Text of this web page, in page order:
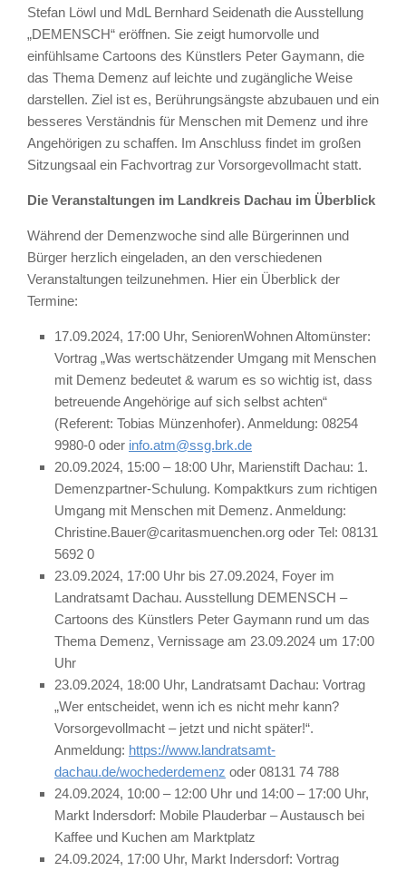
Stefan Löwl und MdL Bernhard Seidenath die Ausstellung
„DEMENSCH“ eröffnen. Sie zeigt humorvolle und
einfühlsame Cartoons des Künstlers Peter Gaymann, die
das Thema Demenz auf leichte und zugängliche Weise
darstellen. Ziel ist es, Berührungsängste abzubauen und ein
besseres Verständnis für Menschen mit Demenz und ihre
Angehörigen zu schaffen. Im Anschluss findet im großen
Sitzungsaal ein Fachvortrag zur Vorsorgevollmacht statt.
Die Veranstaltungen im Landkreis Dachau im Überblick
Während der Demenzwoche sind alle Bürgerinnen und
Bürger herzlich eingeladen, an den verschiedenen
Veranstaltungen teilzunehmen. Hier ein Überblick der
Termine:
17.09.2024, 17:00 Uhr, SeniorenWohnen Altomünster:
Vortrag „Was wertschätzender Umgang mit Menschen
mit Demenz bedeutet & warum es so wichtig ist, dass
betreuende Angehörige auf sich selbst achten“
(Referent: Tobias Münzenhofer). Anmeldung: 08254
9980-0 oder info.atm@ssg.brk.de
20.09.2024, 15:00 – 18:00 Uhr, Marienstift Dachau: 1.
Demenzpartner-Schulung. Kompaktkurs zum richtigen
Umgang mit Menschen mit Demenz. Anmeldung:
Christine.Bauer@caritasmuenchen.org oder Tel: 08131
5692 0
23.09.2024, 17:00 Uhr bis 27.09.2024, Foyer im
Landratsamt Dachau. Ausstellung DEMENSCH –
Cartoons des Künstlers Peter Gaymann rund um das
Thema Demenz, Vernissage am 23.09.2024 um 17:00
Uhr
23.09.2024, 18:00 Uhr, Landratsamt Dachau: Vortrag
„Wer entscheidet, wenn ich es nicht mehr kann?
Vorsorgevollmacht – jetzt und nicht später!“.
Anmeldung: https://www.landratsamt-
dachau.de/wochederdemenz oder 08131 74 788
24.09.2024, 10:00 – 12:00 Uhr und 14:00 – 17:00 Uhr,
Markt Indersdorf: Mobile Plauderbar – Austausch bei
Kaffee und Kuchen am Marktplatz
24.09.2024, 17:00 Uhr, Markt Indersdorf: Vortrag